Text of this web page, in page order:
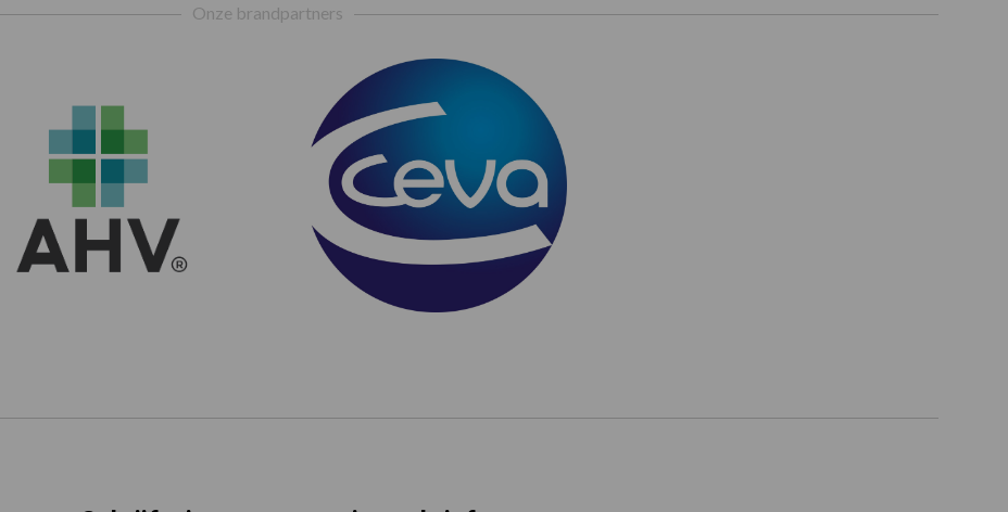
Onze brandpartners